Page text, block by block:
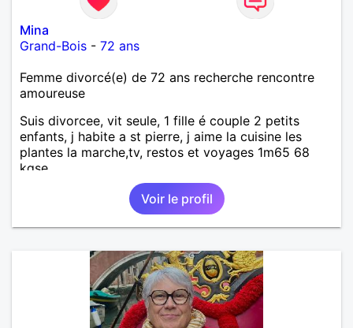
Mina
Grand-Bois - 72 ans
Femme divorcé(e) de 72 ans recherche rencontre
amoureuse
Suis divorcee, vit seule, 1 fille é couple 2 petits
enfants, j habite a st pierre, j aime la cuisine les
plantes la marche,tv, restos et voyages 1m65 68
kgse
Voir le profil